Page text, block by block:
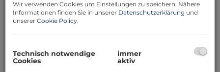
Entdecken Sie Ihr persönliches Refugium im
malerischen Oggau am Neusiedler See! Dieses
Österreichs zu entspannen und die Natur zu genießen.
Die offene Wohnküche ist das Herzstück des Hauses
Wir verwenden Cookies um Einstellungen zu speichern. Nähere
Informationen finden Sie in unserer Datenschutzerklärung und
unserer Cookie Policy.
Technisch notwendige
Cookies
immer
aktiv